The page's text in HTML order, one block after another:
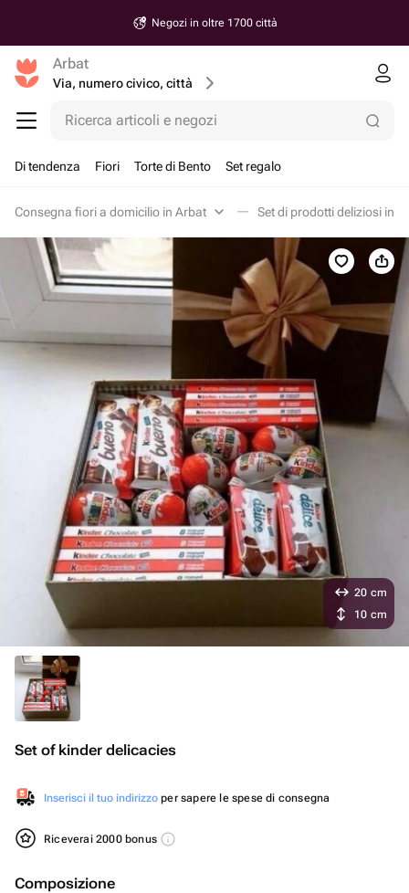
Negozi in oltre 1700 città
Arbat
Via, numero civico, città
Ricerca articoli e negozi
Di tendenza Fiori Torte di Bento Set regalo
Consegna fiori a domicilio in Arbat Set di prodotti deliziosi in
Set of kinder delicacies
Inserisci il tuo indirizzo per sapere le spese di consegna
Riceverai 2000 bonus
Composizione
20 cm
10 cm